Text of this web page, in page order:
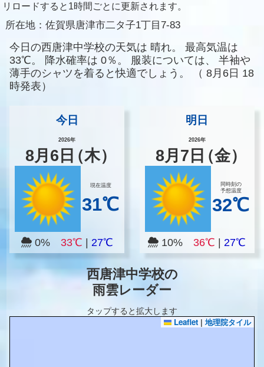
リロードすると1時間ごとに更新されます。
所在地： 佐賀県唐津市二タ子1丁目7-83
今日の西唐津中学校の天気は 晴れ。
最高気温は
33℃。
降水確率は 0％。 服装については、
半袖や
薄手のシャツを着ると快適でしょう。
（ 8月6日 18
時発表）
今日
2026年
8月 6 日（木）
現在温度
31℃
0% 33℃ 27℃
明日
2026年
8月 7 日（金）
同時刻の
予想温度
32℃
10%36℃ |27℃
西唐津中学校の
雨雲レーダー
タップすると拡大します
Leaflet | 地理院タイル